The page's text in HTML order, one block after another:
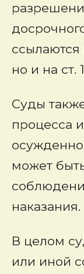
ссылаются
но и на ст.
Суды
процесса
может
наказания.
В целом
или иной